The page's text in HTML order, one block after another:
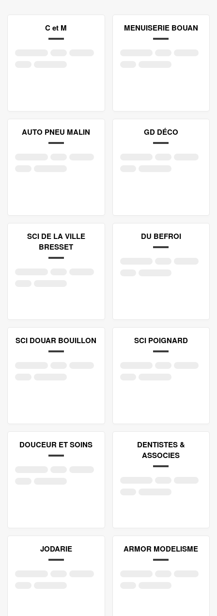
C et M MENUISERIE BOUAN
AUTO PNEU MALIN GD DÉCO
SCI DE LA VILLE
BRESSET
DU BEFROI
SCI DOUAR BOUILLON SCI POIGNARD
DOUCEUR ET SOINS
DENTISTES &
ASSOCIES
JODARIE ARMOR MODELISME